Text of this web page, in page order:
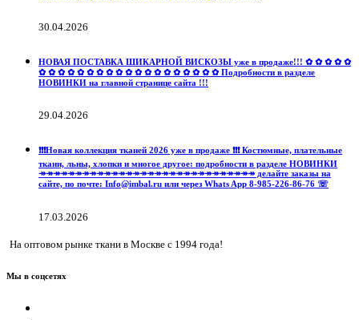
30.04.2026
НОВАЯ ПОСТАВКА ШИКАРНОЙ ВИСКОЗЫ уже в продаже!!! ✿ ✿ ✿ ✿ ✿
✿ ✿ ✿ ✿ ✿ ✿ ✿ ✿ ✿ ✿ ✿ ✿ ✿ ✿ ✿ ✿ ✿ ✿ ✿ Подробности в разделе
НОВИНКИ на главной странице сайта !!!
29.04.2026
❗️❗️❗️Новая коллекция тканей 2026 уже в продаже ❗️❗️❗️ Костюмные, плательные
ткани, льны, хлопки и многое другое: подробности в разделе НОВИНКИ
↠↠↠↠↠↠↠↠↠↠↠↠↠↠↠↠↠↠↠↠↠↠↠↠↠↠↠↠↠↠ делайте заказы на
сайте, по почте: Info@imbal.ru или через Whats App 8-985-226-86-76 ☏
17.03.2026
На оптовом рынке ткани в Москве с 1994 года!
Мы в соцсетях